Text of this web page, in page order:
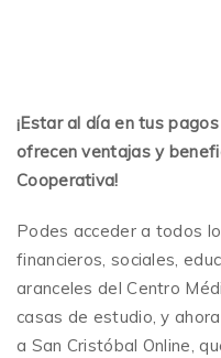
¡Estar al día en tus
ofrecen ventajas y
Cooperativa!
Podes acceder a todos
financieros, sociales,
aranceles del Centro
casas de estudio, y
a San Cristóbal Online,